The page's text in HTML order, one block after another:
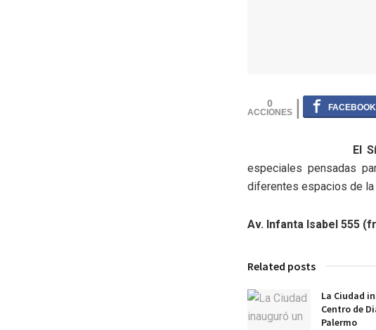
0
El
especiales pensadas
diferentes espacios de la
Av. Infanta Isabel 555
Related posts
La Ciudad
Centro de
Palermo